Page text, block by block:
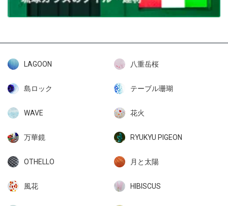
LAGOON 八重岳桜
島ロック テーブル珊瑚
WAVE 花火
万華鏡 RYUKYU PIGEON
OTHELLO 月と太陽
風花 HIBISCUS